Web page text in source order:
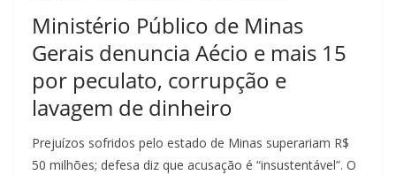
Ministério Público de Minas
Gerais denuncia Aécio e mais 15
por peculato, corrupção e
lavagem de dinheiro
Prejuízos sofridos pelo estado de Minas superariam R$
50 milhões; defesa diz que acusação é “insustentável”. O